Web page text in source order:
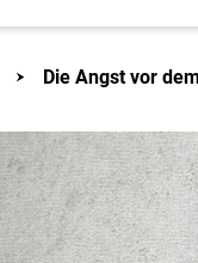
Die Angst vor